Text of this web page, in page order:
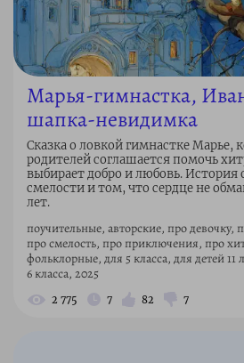
Марья-гимнастка,
шапка-невидимка
Сказка о ловкой гимнастке Марье,
родителей соглашается помочь
выбирает добро и любовь. История
смелости и том, что сердце не
лет.
поучительные, авторские, про
про смелость, про приключения, про
фольклорные, для 5 класса, для детей 11
6 класса, 2025
2 775 7 82 7